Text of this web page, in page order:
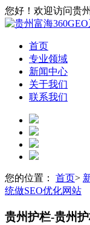
您好！欢迎访问贵
首页
专业领域
新闻中心
关于我们
联系我们
您的位置： 首页>
统做SEO优化网站
贵州护栏-贵州